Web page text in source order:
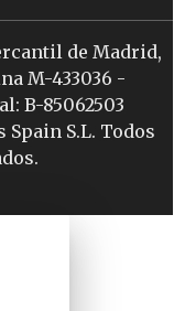
de Madrid,
M-433036 -
B-85062503
S.L. Todos